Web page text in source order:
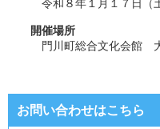
令和８年１月１７日（土
開催場所
門川町総合文化会館
お問い合わせはこちら